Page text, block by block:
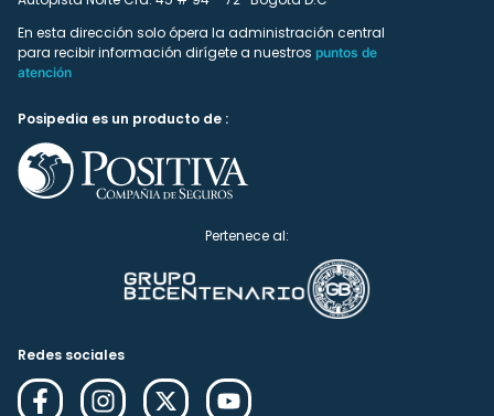
En esta dirección solo ópera la administración central
para recibir información dirígete a nuestros puntos de
atención
Posipedia es un producto de :
Pertenece al:
Redes sociales